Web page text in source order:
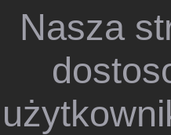
Nasza